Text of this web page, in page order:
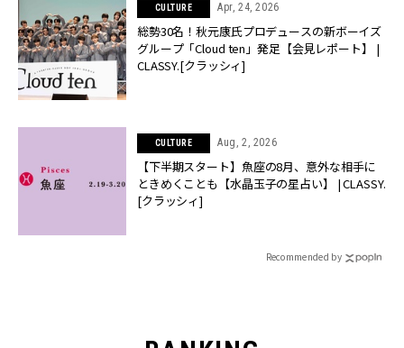
CULTURE Apr, 24, 2026
総勢30名！秋元康氏プロデュースの新ボーイズ
グループ「Cloud ten」発足【会見レポート】 |
CLASSY.[クラッシィ]
CULTURE Aug, 2, 2026
【下半期スタート】魚座の8月、意外な相手に
ときめくことも【水晶玉子の星占い】 | CLASSY.
[クラッシィ]
Recommended by